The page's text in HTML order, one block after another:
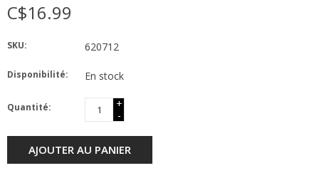
C$16.99
SKU: 620712
Disponibilité: En stock
Quantité:
+
-
AJOUTER AU PANIER